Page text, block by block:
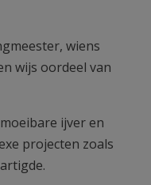
wiens
wijs oordeel van
ijver en
projecten zoals